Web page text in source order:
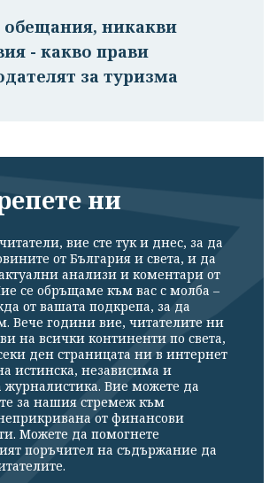
никакви
- какво прави
за туризма
ни
вие сте тук и днес, за да
от България и света, и да
анализи и коментари от
се обръщаме към вас с молба –
от вашата подкрепа, за да
Вече години вие, читателите ни
на всички континенти по света,
ден страницата ни в интернет
истинска, независима и
журналистика. Вие можете да
за нашия стремеж към
от финансови
Можете да помогнете
поръчител на съдържание да